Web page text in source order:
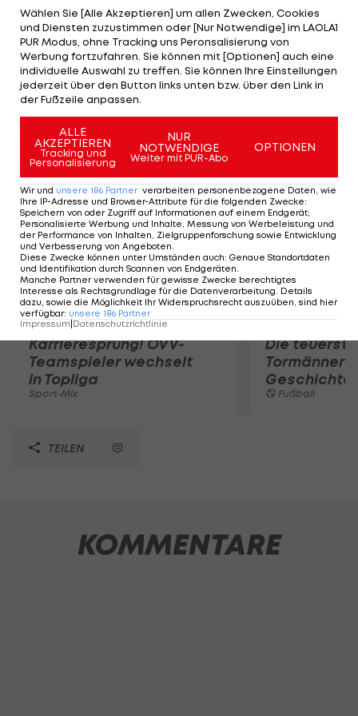
(AUS-6), der sich gegen Michael Russel (USA) 6:2, 6:3
durchsetzt. Rajeev Ram (USA) eliminiert Leonardo
Mayer (ARG-3) und trifft nach seinem 7:6(3),6:3-
Erfolg auf Sam Querrey (USA-2), dessen Gegner
Xavier Malisse (BEL-5) gibt beim Stand von 2:6, 1:3
auf.
Mehr zum Thema
Karrieresprung! ÖVV-
Teamspieler wechselt
in Topliga
Sport-Mix
Die
Tormänner
Geschichte
Fußball
TEILEN
KOMMENTARE
Wählen Sie [Alle Akzeptieren] um allen Zwecken, Cookies
und Diensten zuzustimmen oder [Nur Notwendige] im LAOLA1
PUR Modus, ohne Tracking uns Peronsalisierung von
Werbung fortzufahren. Sie können mit [Optionen] auch eine
individuelle Auswahl zu treffen. Sie können Ihre Einstellungen
jederzeit über den Button links unten bzw. über den Link in
der Fußzeile anpassen.
ALLE
AKZEPTIEREN
Tracking und
Personalisierung
NUR
NOTWENDIGE
Weiter mit PUR-Abo
OPTIONEN
Wir und unsere 186 Partner verarbeiten personenbezogene Daten, wie
Ihre IP-Adresse und Browser-Attribute für die folgenden Zwecke:
Speichern von oder Zugriff auf Informationen auf einem Endgerät;
Personalisierte Werbung und Inhalte, Messung von Werbeleistung und
der Performance von Inhalten, Zielgruppenforschung sowie Entwicklung
und Verbesserung von Angeboten.
Diese Zwecke können unter Umständen auch: Genaue Standortdaten
und Identifikation durch Scannen von Endgeräten.
Manche Partner verwenden für gewisse Zwecke berechtigtes
Interesse als Rechtsgrundlage für die Datenverarbeitung. Details
dazu, sowie die Möglichkeit Ihr Widerspruchsrecht auszuüben, sind hier
verfügbar: unsere 186 Partner
Impressum Datenschutzrichtlinie